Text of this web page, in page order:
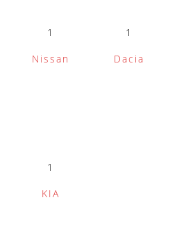
1
Nissan
1
Dacia
1
KIA